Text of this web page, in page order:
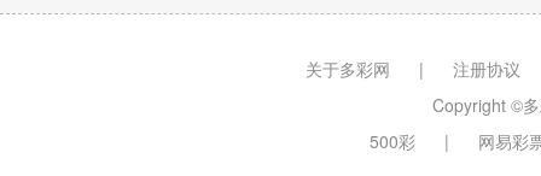
关于多彩网 |
注册协议
Copyright ©
500彩
| 网易彩